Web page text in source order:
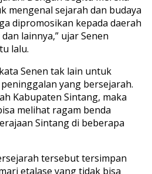
mengenal sejarah dan budaya
dipromosikan kepada daerah
lainnya,” ujar Senen
lalu.
Senen tak lain untuk
yang bersejarah.
Kabupaten Sintang, maka
melihat ragam benda
Sintang di beberapa
tersebut tersimpan
etalase yang tidak bisa